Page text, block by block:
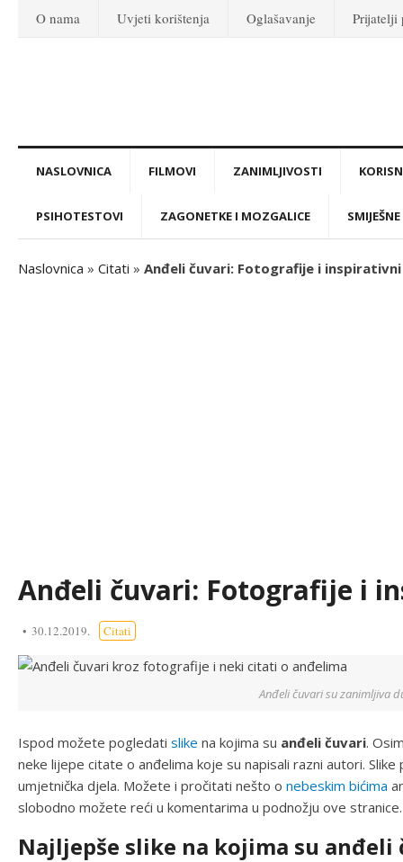
O nama Uvjeti korištenja Oglašavanje Prijatelji
NASLOVNICA FILMOVI ZANIMLJIVOSTI
PSIHOTESTOVI ZAGONETKE I MOZGALICE
Naslovnica » Citati » Anđeli čuvari: Fotografije i
Anđeli čuvari: Fotografije i
30.12.2019. Citati
Anđeli čuvari su zanimljiva
Ispod možete pogledati slike na kojima su anđeli čuvari.
neke lijepe citate o anđelima koje su napisali razni autori.
umjetnička djela. Možete i pročitati nešto o nebeskim bićima
slobodno možete reći u komentarima u podnožju ove stranice.
Najljepše slike na kojima su anđeli